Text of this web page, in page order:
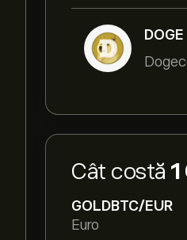
DOGE
Cât costă 1
GOLDBTC/EUR
Euro